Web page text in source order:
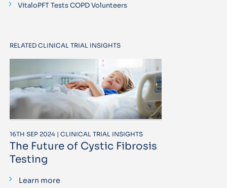
VitaloPFT Tests COPD Volunteers
RELATED CLINICAL TRIAL INSIGHTS
16TH SEP 2024 | CLINICAL TRIAL INSIGHTS
The Future of Cystic Fibrosis
Testing
Learn more